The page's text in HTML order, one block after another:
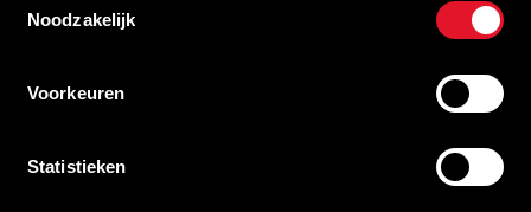
Noodzakelijk
Voorkeuren
Statistieken